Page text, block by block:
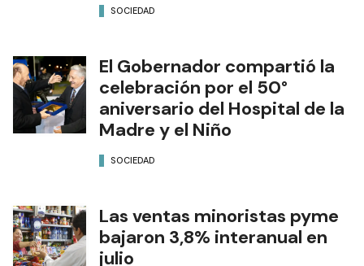
SOCIEDAD
El Gobernador compartió la
celebración por el 50°
aniversario del Hospital de la
Madre y el Niño
SOCIEDAD
Las ventas minoristas pyme
bajaron 3,8% interanual en
julio